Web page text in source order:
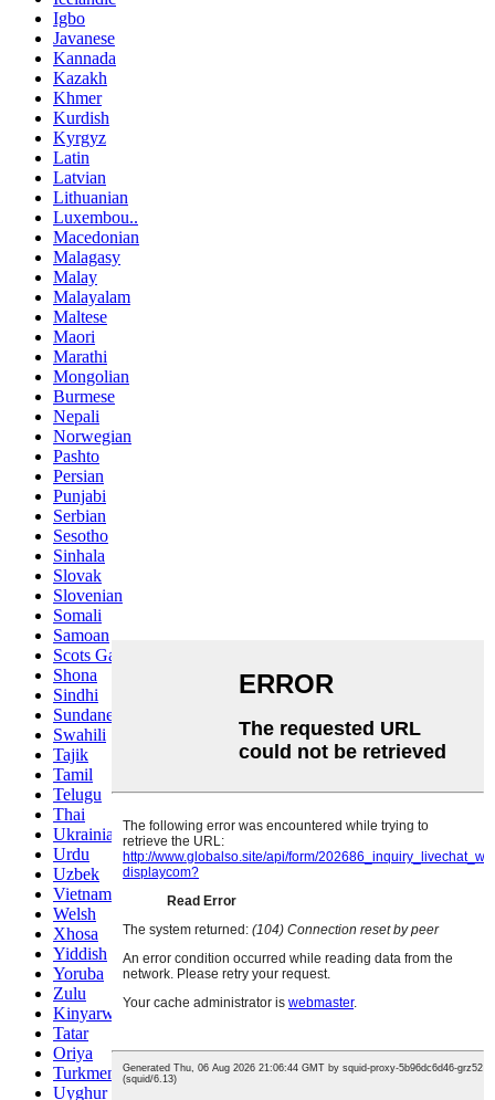
Igbo
Javanese
Kannada
Kazakh
Khmer
Kurdish
Kyrgyz
Latin
Latvian
Lithuanian
Luxembou..
Macedonian
Malagasy
Malay
Malayalam
Maltese
Maori
Marathi
Mongolian
Burmese
Nepali
Norwegian
Pashto
Persian
Punjabi
Serbian
Sesotho
Sinhala
Slovak
Slovenian
Somali
Samoan
Scots Gaelic
Shona
Sindhi
Sundanese
Swahili
Tajik
Tamil
Telugu
Thai
Ukrainian
Urdu
Uzbek
Vietnamese
Welsh
Xhosa
Yiddish
Yoruba
Zulu
Kinyarwanda
Tatar
Oriya
Turkmen
Uyghur